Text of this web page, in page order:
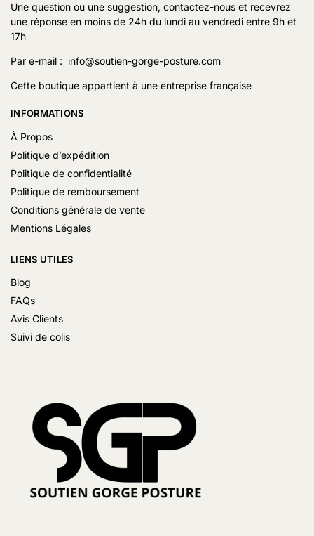
Une question ou une suggestion, contactez-nous et recevrez
une réponse en moins de 24h du lundi au vendredi entre 9h et
17h
Par e-mail : info@soutien-gorge-posture.com
Cette boutique appartient à une entreprise française
INFORMATIONS
À Propos
Politique d’expédition
Politique de confidentialité
Politique de remboursement
Conditions générale de vente
Mentions Légales
LIENS UTILES
Blog
FAQs
Avis Clients
Suivi de colis